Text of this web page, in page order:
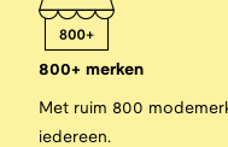
800+ merken
Met ruim 800
iedereen.